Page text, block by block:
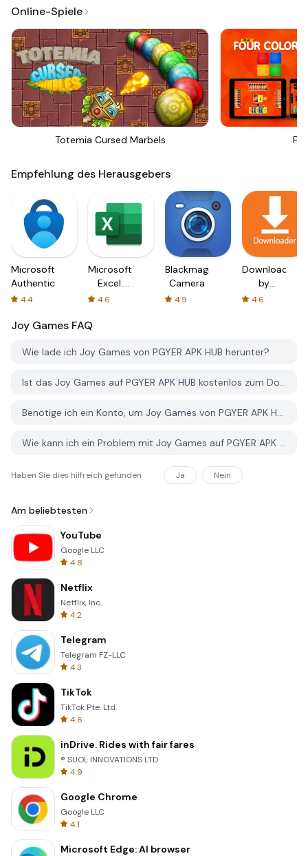
Online-Spiele
Totemia Cursed Marbels
Empfehlung des Herausgebers
Microsoft
Authenticator
4.4
Microsoft
Excel:
Spreadsheets
4.6
Blackmagic
Camera
4.9
Downloader
by
AFTVnews
4.6
Joy Games FAQ
Wie lade ich Joy Games von PGYER APK HUB herunter?
Ist das Joy Games auf PGYER APK HUB kostenlos zum Download?
Benötige ich ein Konto, um Joy Games von PGYER APK HUB herunterzuladen?
Wie kann ich ein Problem mit Joy Games auf PGYER APK HUB melden?
Haben Sie dies hilfreich gefunden Ja Nein
Am beliebtesten
YouTube
Google LLC
4.8
Netflix
Netflix, Inc.
4.2
Telegram
Telegram FZ-LLC
4.3
TikTok
TikTok Pte. Ltd.
4.6
inDrive. Rides with fair fares
® SUOL INNOVATIONS LTD
4.9
Google Chrome
Google LLC
4.1
Microsoft Edge: AI browser